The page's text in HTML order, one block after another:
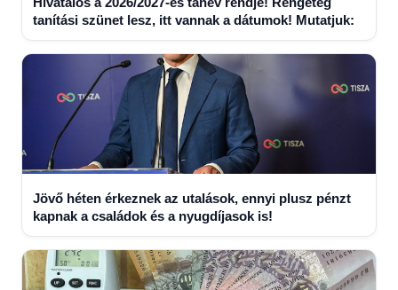
tanítási szünet lesz, itt vannak a dátumok! Mutatjuk:
Jövő héten érkeznek az utalások, ennyi plusz pénzt
kapnak a családok és a nyugdíjasok is!